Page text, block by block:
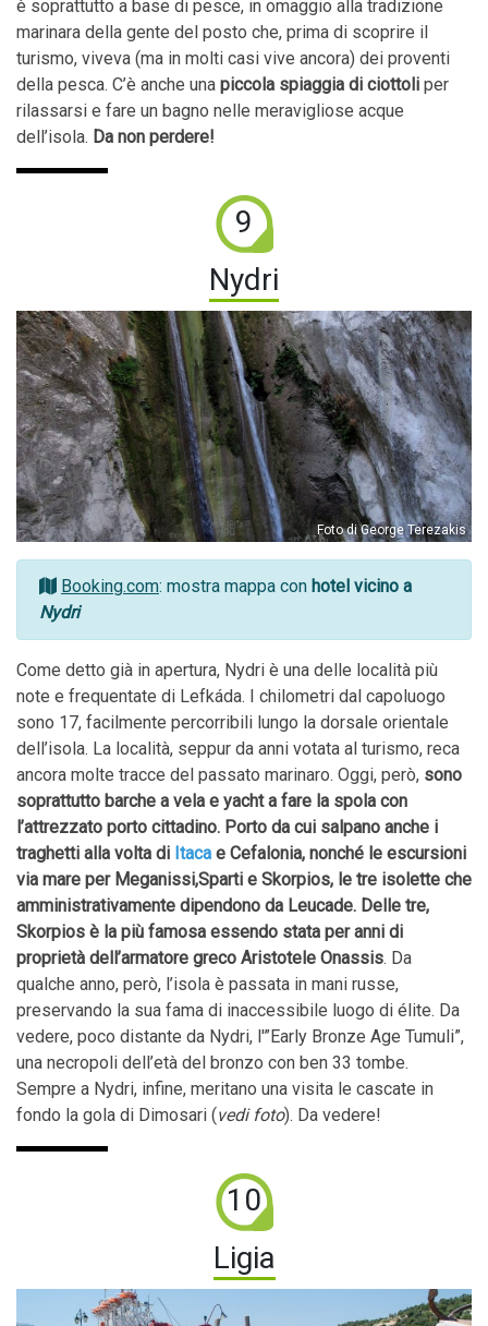
è soprattutto a base di pesce, in omaggio alla tradizione
marinara della gente del posto che, prima di scoprire il
turismo, viveva (ma in molti casi vive ancora) dei proventi
della pesca. C’è anche una piccola spiaggia di ciottoli per
rilassarsi e fare un bagno nelle meravigliose acque
dell’isola. Da non perdere!
9
Nydri
Foto di George Terezakis
Booking.com: mostra mappa con hotel vicino a
Nydri
Come detto già in apertura, Nydri è una delle località più
note e frequentate di Lefkáda. I chilometri dal capoluogo
sono 17, facilmente percorribili lungo la dorsale orientale
dell’isola. La località, seppur da anni votata al turismo, reca
ancora molte tracce del passato marinaro. Oggi, però, sono
soprattutto barche a vela e yacht a fare la spola con
l’attrezzato porto cittadino. Porto da cui salpano anche i
traghetti alla volta di Itaca e Cefalonia, nonché le escursioni
via mare per Meganissi,Sparti e Skorpios, le tre isolette che
amministrativamente dipendono da Leucade. Delle tre,
Skorpios è la più famosa essendo stata per anni di
proprietà dell’armatore greco Aristotele Onassis. Da
qualche anno, però, l’isola è passata in mani russe,
preservando la sua fama di inaccessibile luogo di élite. Da
vedere, poco distante da Nydri, l'”Early Bronze Age Tumuli”,
una necropoli dell’età del bronzo con ben 33 tombe.
Sempre a Nydri, infine, meritano una visita le cascate in
fondo la gola di Dimosari (vedi foto). Da vedere!
10
Ligia